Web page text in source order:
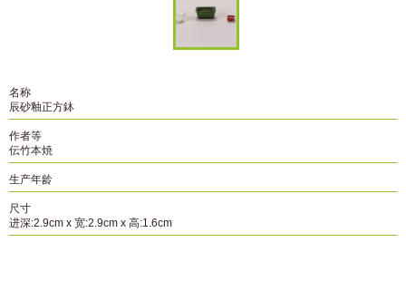
名称
辰砂釉正方鉢
作者等
伝竹本焼
生产年龄
尺寸
进深:2.9cm x 宽:2.9cm x 高:1.6cm